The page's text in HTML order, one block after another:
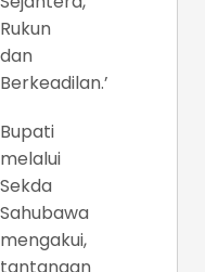
Rukun
dan
Berkeadilan.’
Bupati
melalui
Sekda
Sahubawa
mengakui,
tantangan